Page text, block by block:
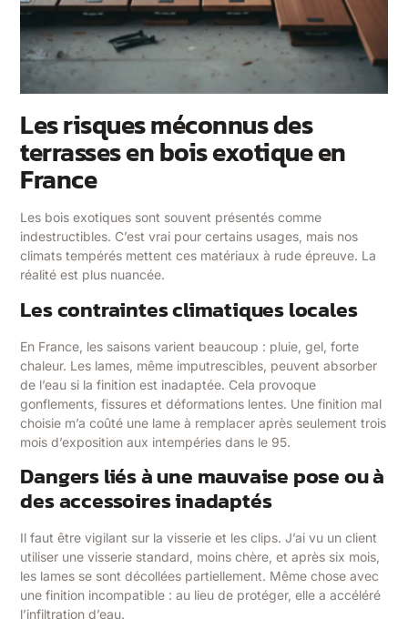
Les risques méconnus des
terrasses en bois exotique en
France
Les bois exotiques sont souvent présentés comme
indestructibles. C’est vrai pour certains usages, mais nos
climats tempérés mettent ces matériaux à rude épreuve. La
réalité est plus nuancée.
Les contraintes climatiques locales
En France, les saisons varient beaucoup : pluie, gel, forte
chaleur. Les lames, même imputrescibles, peuvent absorber
de l’eau si la finition est inadaptée. Cela provoque
gonflements, fissures et déformations lentes. Une finition mal
choisie m’a coûté une lame à remplacer après seulement trois
mois d’exposition aux intempéries dans le 95.
Dangers liés à une mauvaise pose ou à
des accessoires inadaptés
Il faut être vigilant sur la visserie et les clips. J’ai vu un client
utiliser une visserie standard, moins chère, et après six mois,
les lames se sont décollées partiellement. Même chose avec
une finition incompatible : au lieu de protéger, elle a accéléré
l’infiltration d’eau.